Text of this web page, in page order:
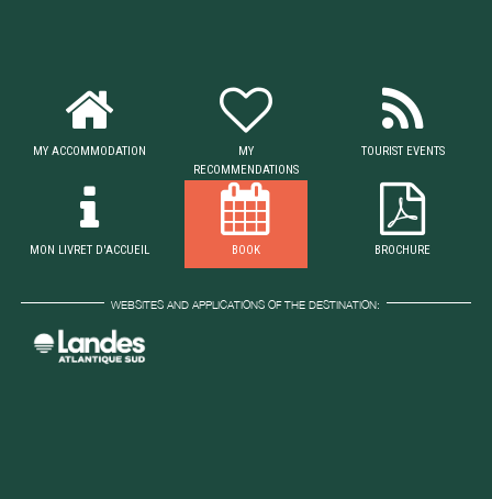
MY ACCOMMODATION
MY
RECOMMENDATIONS
TOURIST EVENTS
MON LIVRET D'ACCUEIL BOOK BROCHURE
WEBSITES AND APPLICATIONS OF THE DESTINATION: